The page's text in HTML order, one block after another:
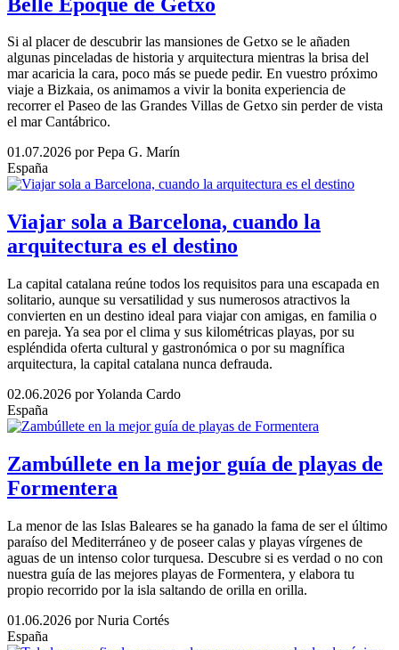
Si al placer de descubrir las mansiones de Getxo se le añaden
algunas pinceladas de historia y arquitectura mientras la brisa del
mar acaricia la cara, poco más se puede pedir. En vuestro próximo
viaje a Bizkaia, os animamos a vivir la bonita experiencia de
recorrer el Paseo de las Grandes Villas de Getxo sin perder de vista
el mar Cantábrico.
01.07.2026 por Pepa G. Marín
España
Viajar sola a Barcelona, cuando la
arquitectura es el destino
La capital catalana reúne todos los requisitos para una escapada en
solitario, aunque su versatilidad y sus numerosos atractivos la
convierten en un destino ideal para viajar con amigas, en familia o
en pareja. Ya sea por el clima y sus kilométricas playas, por su
espléndida oferta cultural y gastronómica o por su magnífica
arquitectura, la capital catalana nunca defrauda.
02.06.2026 por Yolanda Cardo
España
Zambúllete en la mejor guía de playas de
Formentera
La menor de las Islas Baleares se ha ganado la fama de ser el último
paraíso del Mediterráneo y de poseer calas y playas vírgenes de
aguas de un intenso color turquesa. Descubre si es verdad o no con
nuestra guía de las mejores playas de Formentera, y elabora tu
propio recorrido por la isla saltando de orilla en orilla.
01.06.2026 por Nuria Cortés
España